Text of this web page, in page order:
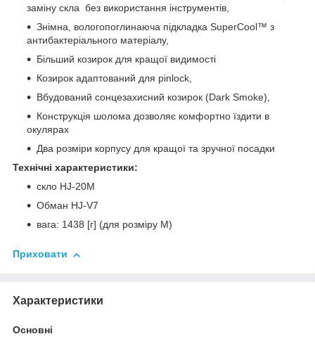
заміну скла без використання інструментів,
Знімна, вологопоглинаюча підкладка SuperCool™ з
антибактеріального матеріалу,
Більший козирок для кращої видимості
Козирок адаптований для pinlock,
Вбудований сонцезахисний козирок (Dark Smoke),
Конструкція шолома дозволяє комфортно їздити в
окулярах
Два розміри корпусу для кращої та зручної посадки
Технічні характеристики:
скло HJ-20M
Обман HJ-V7
вага: 1438 [г] (для розміру M)
Приховати
Характеристики
Основні